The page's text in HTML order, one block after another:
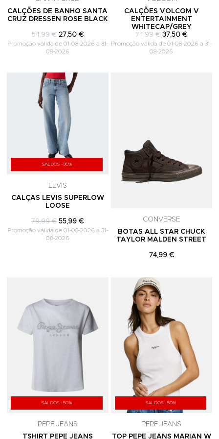
CALÇÕES DE BANHO SANTA
CRUZ DRESSEN ROSE BLACK
54,99 € 27,50 €
Promoção válida de 01-08-2026 a 31-
08-2026
CALÇÕES VOLCOM V
ENTERTAINMENT
WHITECAP/GREY
74,99 € 37,50 €
Promoção válida de 01-08-2026 a 31-
08-2026
SALDOS -30%
LEVIS
CALÇAS LEVIS SUPERLOW
LOOSE
79,99 € 55,99 €
Promoção válida de 01-08-2026 a 31-
08-2026
CONVERSE
BOTAS ALL STAR CHUCK
TAYLOR MALDEN STREET
74,99 €
SALDOS -50%
Adicionar aos Favoritos
PEPE JEANS
TSHIRT PEPE JEANS
SALDOS -50%
PEPE JEANS
TOP PEPE JEANS MARIAN W